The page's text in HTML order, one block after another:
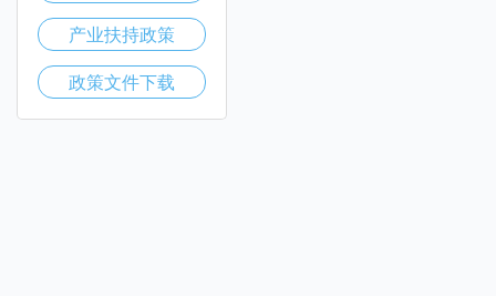
产业扶持政策
政策文件下载